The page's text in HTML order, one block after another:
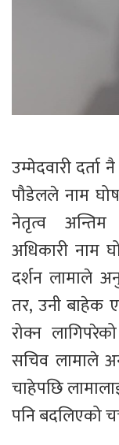
उम्मेदवारी
पौडेलले नाम
नेतृत्व अन्तिम
अधिकारी नाम
दर्शन लामाले
तर, उनी बाहेक
रोक्न
सचिव लामाले
चाहेपछि
पनि बदलिएको